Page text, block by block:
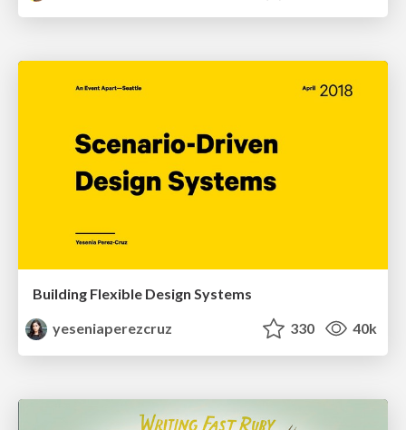
Building Flexible Design Systems
yeseniaperezcruz
330 40k